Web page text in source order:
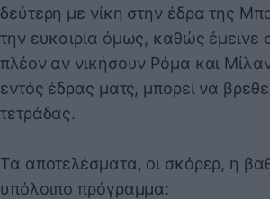
δεύτερη με νίκη στην έδρα της
την ευκαιρία όμως, καθώς έμεινε
πλέον αν νικήσουν Ρόμα και
εντός έδρας ματς, μπορεί να
τετράδας.
Τα αποτελέσματα, οι σκόρερ, η
υπόλοιπο πρόγραμμα: